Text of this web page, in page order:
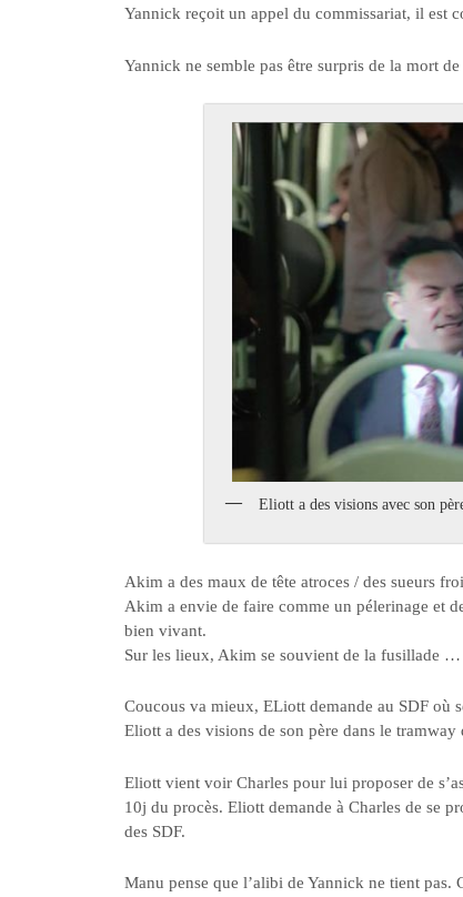
Yannick reçoit un appel du commissariat, il est
Yannick ne semble pas être surpris de la mort
Eliott a des visions avec son
Akim a des maux de tête atroces / des sueurs
Akim a envie de faire comme un pélerinage et
bien vivant.
Sur les lieux, Akim se souvient de la fusillade
Coucous va mieux, ELiott demande au SDF où
Eliott a des visions de son père dans le
Eliott vient voir Charles pour lui proposer de
10j du procès. Eliott demande à Charles de se
des SDF.
Manu pense que l’alibi de Yannick ne tient pas.